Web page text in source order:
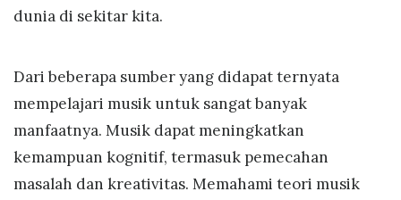
dunia di sekitar kita.
Dari beberapa sumber yang didapat ternyata
mempelajari musik untuk sangat banyak
manfaatnya. Musik dapat meningkatkan
kemampuan kognitif, termasuk pemecahan
masalah dan kreativitas. Memahami teori musik